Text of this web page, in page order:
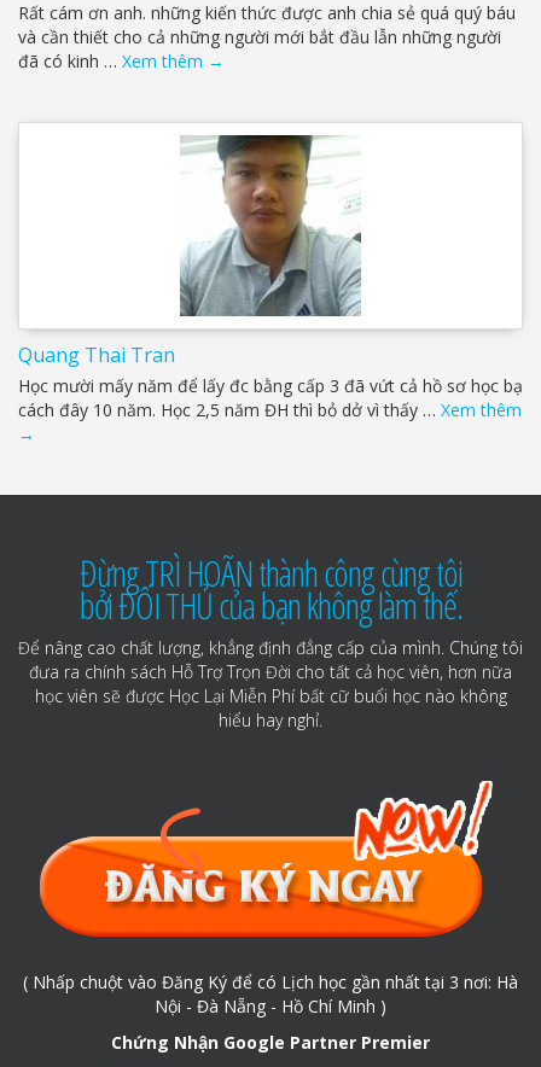
Rất cám ơn anh. những kiến thức được anh chia sẻ quá quý báu
và cần thiết cho cả những người mới bắt đầu lẫn những người
đã có kinh … Xem thêm →
Quang Thai Tran
Học mười mấy năm để lấy đc bằng cấp 3 đã vứt cả hồ sơ học bạ
cách đây 10 năm. Học 2,5 năm ĐH thì bỏ dở vì thấy … Xem thêm
→
Đừng TRÌ HOÃN thành công cùng tôi
bởi ĐỐI THỦ của bạn không làm thế.
Để nâng cao chất lượng, khẳng định đẳng cấp của mình. Chúng tôi
đưa ra chính sách Hỗ Trợ Trọn Đời cho tất cả học viên, hơn nữa
học viên sẽ được Học Lại Miễn Phí bất cữ buổi học nào không
hiểu hay nghỉ.
( Nhấp chuột vào Đăng Ký để có Lịch học gần nhất tại 3 nơi: Hà
Nội - Đà Nẵng - Hồ Chí Minh )
Chứng Nhận Google Partner Premier